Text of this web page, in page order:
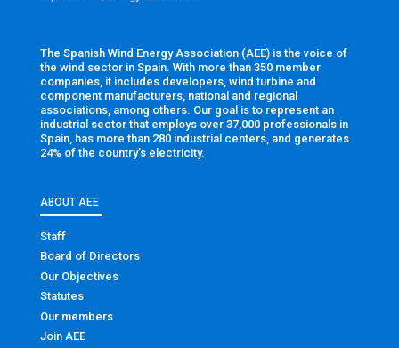
The Spanish Wind Energy Association (AEE) is the voice of
the wind sector in Spain. With more than 350 member
companies, it includes developers, wind turbine and
component manufacturers, national and regional
associations, among others. Our goal is to represent an
industrial sector that employs over 37,000 professionals in
Spain, has more than 280 industrial centers, and generates
24% of the country’s electricity.
ABOUT AEE
Staff
Board of Directors
Our Objectives
Statutes
Our members
Join AEE